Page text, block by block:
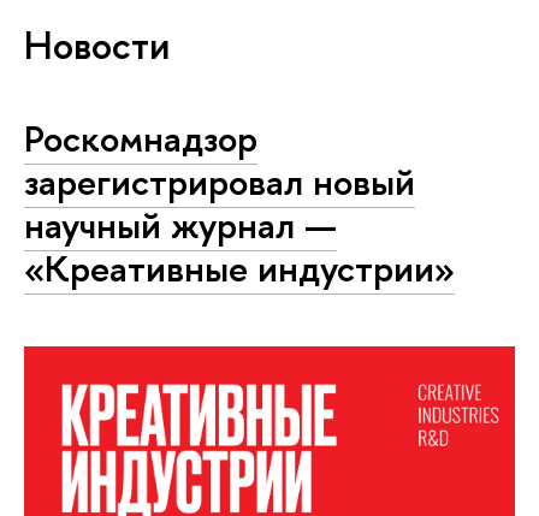
Новости
Роскомнадзор
зарегистрировал новый
научный журнал —
«Креативные индустрии»